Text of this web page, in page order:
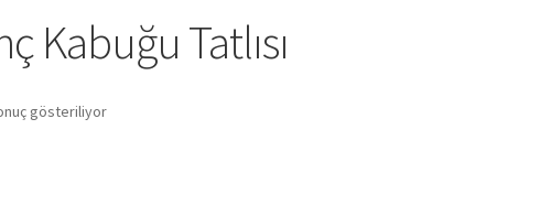
Kabuğu Tatlısı
gösteriliyor